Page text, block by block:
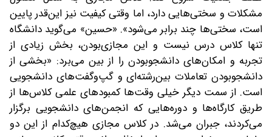
مشکلات و سختی‌هایی دارد، اما وقتی کیفیت نیز این‌قدر پایین
است، سختی‌ها چند برابر می‌شود». «حسین» می‌گوید دانشگاه
تنها کلاس درس نیست و این مجازی‌بودن، بخش زیادی از
تجربه و امکان‌های دانشجوبودن را از بین می‌برد: «بخشی از
دانشجوبودن تعاملات بین‌رشته‌ای و گپ‌و‌گفت‌های دانشجویی‌
است. از سمت دیگر خیلی وقت‌ها کمبودهای علمی کلاس‌ها از
طریق کارگاه‌ها و دوره‌هایی که انجمن‌های دانشجویی برگزار
می‌کردند، جبران می‌شد. در کلاس مجازی هیچ‌کدام از این دو